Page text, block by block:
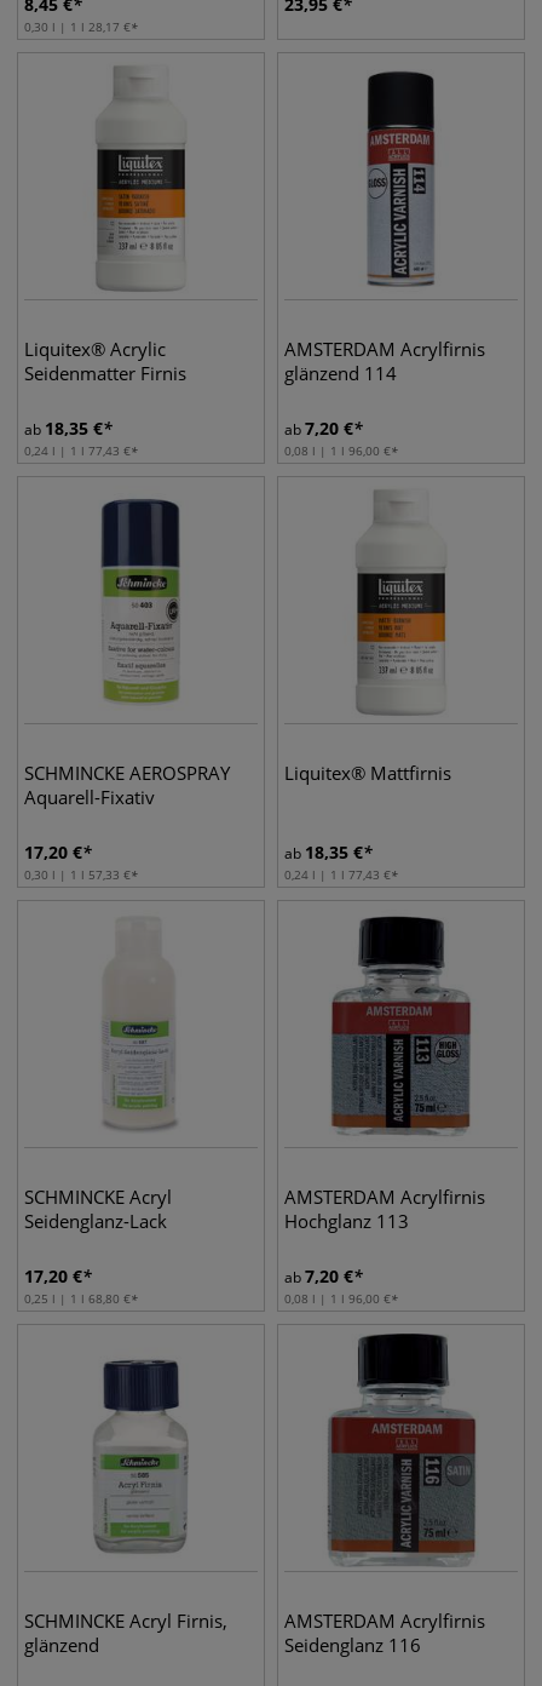
0,30 l | 1 l 28,17 €
Liquitex® Acrylic
Seidenmatter Firnis
ab 18,35 €
0,24 l | 1 l 77,43 €
AMSTERDAM Acrylfirnis
glänzend 114
ab7,20 €
0,08 l | 1 l 96,00 €
SCHMINCKE AEROSPRAY
Aquarell-Fixativ
17,20 €
0,30 l | 1 l 57,33 €
Liquitex® Mattfirnis
ab 18,35 €
0,24 l | 1 l 77,43 €
SCHMINCKE Acryl
Seidenglanz-Lack
17,20 €
0,25 l | 1 l 68,80 €
AMSTERDAM Acrylfirnis
Hochglanz 113
ab7,20 €
0,08 l | 1 l 96,00 €
SCHMINCKE Acryl Firnis,
glänzend
AMSTERDAM Acrylfirnis
Seidenglanz 116